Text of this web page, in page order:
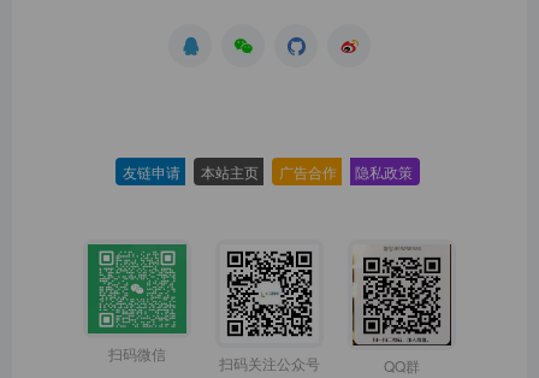
友链申请 本站主页 广告合作 隐私政策
扫码微信 扫码关注公众号 QQ群